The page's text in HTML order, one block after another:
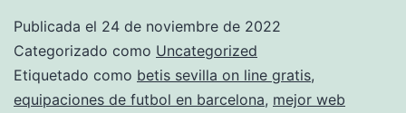
Publicada el 24 de noviembre de 2022
Categorizado como Uncategorized
Etiquetado como betis sevilla on line gratis,
equipaciones de futbol en barcelona, mejor web